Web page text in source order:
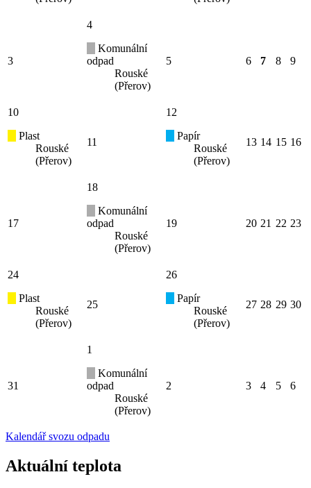
3
4
Komunální
odpad
Rouské
(Přerov)
5 6 7 8 9
10
Plast
Rouské
(Přerov)
11
12
Papír
Rouské
(Přerov)
13 14 15 16
17
18
Komunální
odpad
Rouské
(Přerov)
19 20 21 22 23
24
Plast
Rouské
(Přerov)
25
26
Papír
Rouské
(Přerov)
27 28 29 30
31
1
Komunální
odpad
Rouské
(Přerov)
2 3 4 5 6
Kalendář svozu odpadu
Aktuální teplota